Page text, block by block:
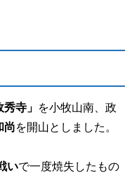
秀寺」
を小牧山南、政
尚を開山としました。
いで一度焼失したもの